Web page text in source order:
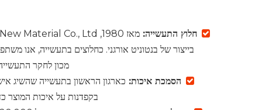
 חלוץ התעשייה:
בייצור של בנטוניט אורגני. כחלוצים בתעשייה, אנו
מכון לחקר
 הסמכת איכות:
בקפדנות על איכות המוצר